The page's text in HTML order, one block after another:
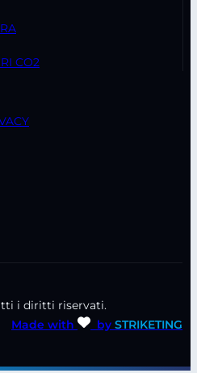
CO2
i diritti riservati.
Made with
by STRIKETING